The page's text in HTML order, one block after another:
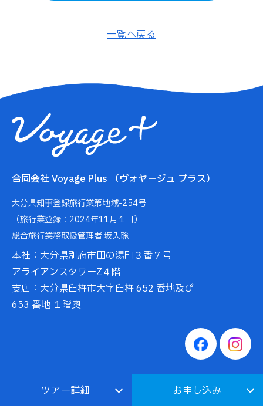
一覧へ戻る
ツアー詳細 お申し込み
合同会社 Voyage Plus （ヴォヤージュ プラス）
大分県知事登録旅行業第地域-254号
（旅行業登録：2024年11月１日）
総合旅行業務取扱管理者 坂入聡
本社：大分県別府市田の湯町３番７号
アライアンスタワーZ４階
支店：大分県臼杵市大字臼杵 652 番地及び
653 番地 １階奥
©2026 Voyage Plus